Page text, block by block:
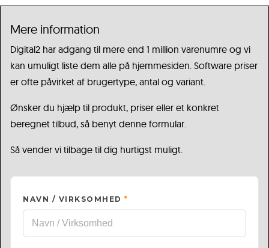
Mere information
Digital2 har adgang til mere end 1 million varenumre og vi
kan umuligt liste dem alle på hjemmesiden. Software priser
er ofte påvirket af brugertype, antal og variant.
Ønsker du hjælp til produkt, priser eller et konkret
beregnet tilbud, så benyt denne formular.
Så vender vi tilbage til dig hurtigst muligt.
NAVN / VIRKSOMHED *